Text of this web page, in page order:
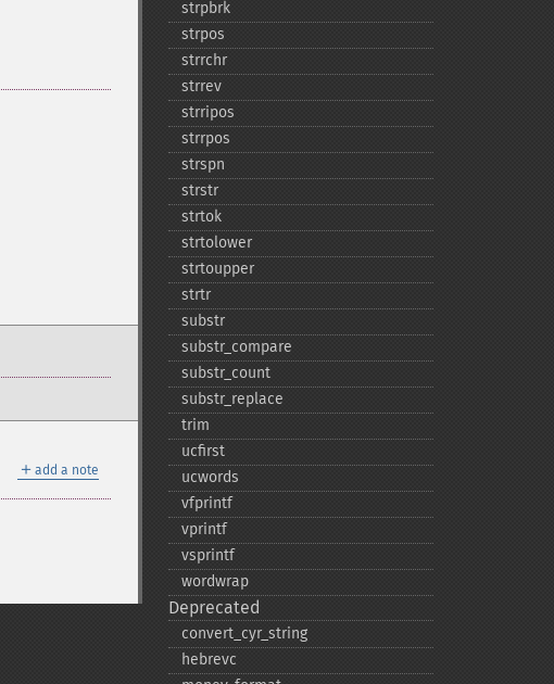
＋ add a note
strpbrk
strpos
strrchr
strrev
strripos
strrpos
strspn
strstr
strtok
strtolower
strtoupper
strtr
substr
substr_​compare
substr_​count
substr_​replace
trim
ucfirst
ucwords
vfprintf
vprintf
vsprintf
wordwrap
Deprecated
convert_​cyr_​string
hebrevc